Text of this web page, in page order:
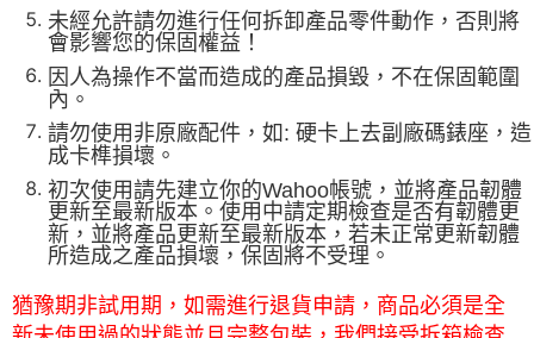
未經允許請勿進行任何拆卸產品零件動作，否則將
會影響您的保固權益！
因人為操作不當而造成的產品損毀，不在保固範圍
內。
請勿使用非原廠配件，如: 硬卡上去副廠碼錶座，造
成卡榫損壞。
初次使用請先建立你的Wahoo帳號，並將產品韌體
更新至最新版本。使用中請定期檢查是否有韌體更
新，並將產品更新至最新版本，若未正常更新韌體
所造成之產品損壞，保固將不受理。
猶豫期非試用期，如需進行退貨申請，商品必須是全